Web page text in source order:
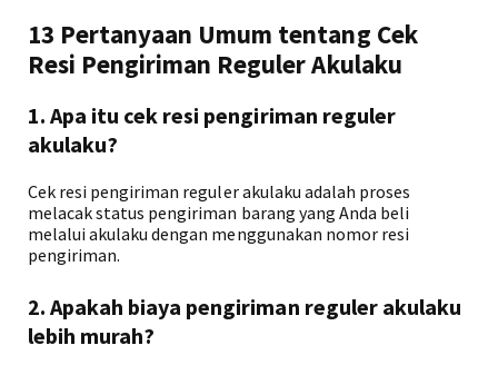
13 Pertanyaan Umum tentang Cek
Resi Pengiriman Reguler Akulaku
1. Apa itu cek resi pengiriman reguler
akulaku?
Cek resi pengiriman reguler akulaku adalah proses
melacak status pengiriman barang yang Anda beli
melalui akulaku dengan menggunakan nomor resi
pengiriman.
2. Apakah biaya pengiriman reguler akulaku
lebih murah?